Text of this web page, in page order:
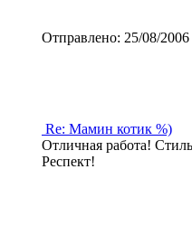
Отправлено: 25/08/
Re: Мамин котик %)
Отличная работа!
Респект!